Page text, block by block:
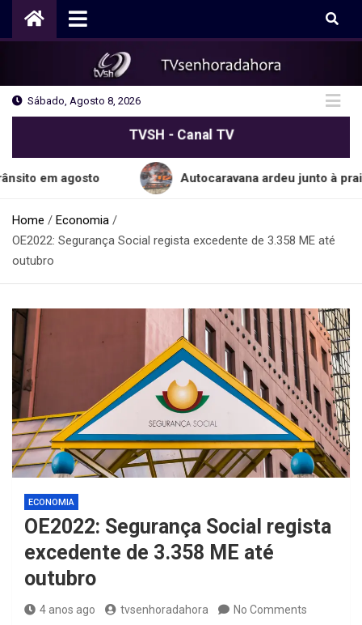
Sábado, Agosto 8, 2026
TVSH - Canal TV
Autocaravana ardeu junto à praia do
Home
Economia
OE2022: Segurança Social regista excedente de 3.358 ME até
outubro
ECONOMIA
OE2022: Segurança Social regista
excedente de 3.358 ME até
outubro
4 anos ago tvsenhoradahora No Comments